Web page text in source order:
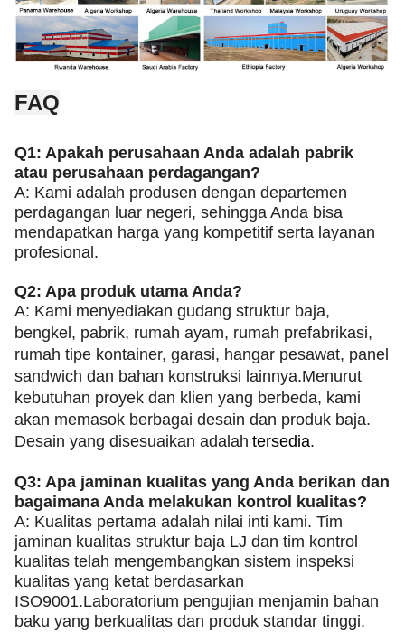
FAQ
Q1: Apakah perusahaan Anda adalah pabrik
atau perusahaan perdagangan?
A: Kami adalah produsen dengan departemen
perdagangan luar negeri, sehingga Anda bisa
mendapatkan harga yang kompetitif serta layanan
profesional.
Q2: Apa produk utama Anda?
A: Kami menyediakan gudang struktur baja,
bengkel, pabrik, rumah ayam, rumah prefabrikasi,
rumah tipe kontainer, garasi, hangar pesawat, panel
sandwich dan bahan konstruksi lainnya.Menurut
kebutuhan proyek dan klien yang berbeda, kami
akan memasok berbagai desain dan produk baja.
Desain yang disesuaikan adalah tersedia.
Q3: Apa jaminan kualitas yang Anda berikan dan
bagaimana Anda melakukan kontrol kualitas?
A: Kualitas pertama adalah nilai inti kami. Tim
jaminan kualitas struktur baja LJ dan tim kontrol
kualitas telah mengembangkan sistem inspeksi
kualitas yang ketat berdasarkan
ISO9001.Laboratorium pengujian menjamin bahan
baku yang berkualitas dan produk standar tinggi.